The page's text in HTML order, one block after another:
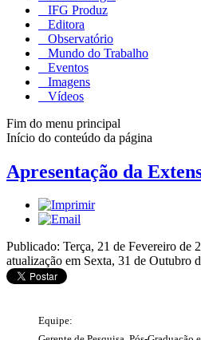
IFG Produz
Editora
Observatório
Mundo do Trabalho
Eventos
Imagens
Vídeos
Fim do menu principal
Início do conteúdo da página
Apresentação da
Publicado: Terça, 21 de Fevereiro de
atualização em Sexta, 31 de Outubro
Equipe: